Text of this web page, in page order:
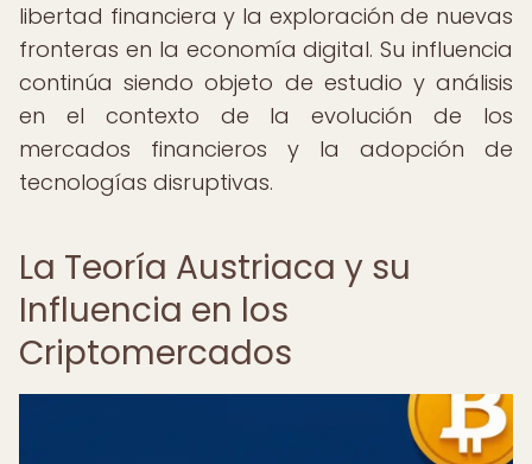
libertad financiera y la exploración de nuevas
fronteras en la economía digital. Su influencia
continúa siendo objeto de estudio y análisis
en el contexto de la evolución de los
mercados financieros y la adopción de
tecnologías disruptivas.
La Teoría Austriaca y su
Influencia en los
Criptomercados